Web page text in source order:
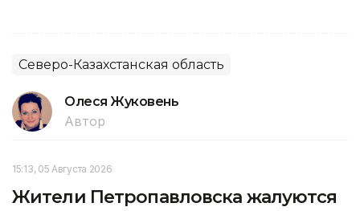
Северо-Казахстанская область
Олеся Жуковень
Автор
15:13, 05 Августа 2026
Жители Петропавловска жалуются